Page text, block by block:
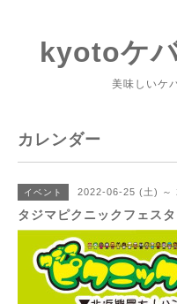
kyotoケ
美味しいケ
カレンダー
イベント 2022-06-25 (土) ～
タジマピクニックフェスタ